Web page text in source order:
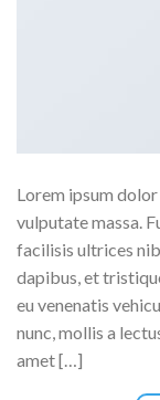
Lorem ipsum
vulputate massa.
facilisis ultrices
dapibus, et
eu venenatis
nunc, mollis a
amet […]